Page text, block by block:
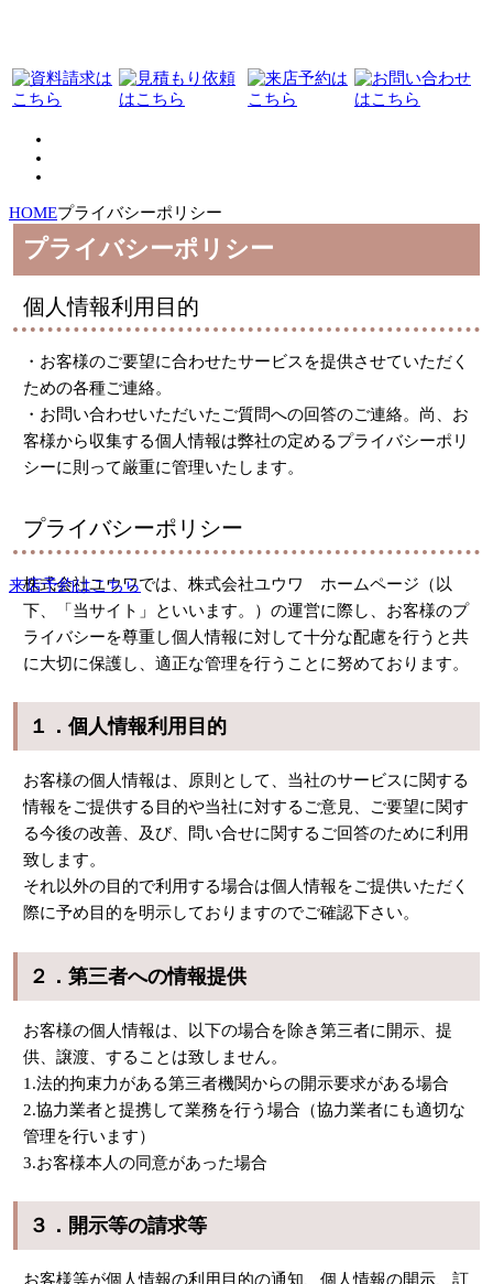
来店予約はこちら
HOMEプライバシーポリシー
プライバシーポリシー
個人情報利用目的
・お客様のご要望に合わせたサービスを提供させていただく
ための各種ご連絡。
・お問い合わせいただいたご質問への回答のご連絡。尚、お
客様から収集する個人情報は弊社の定めるプライバシーポリ
シーに則って厳重に管理いたします。
プライバシーポリシー
株式会社ユウワでは、株式会社ユウワ ホームページ（以
下、「当サイト」といいます。）の運営に際し、お客様のプ
ライバシーを尊重し個人情報に対して十分な配慮を行うと共
に大切に保護し、適正な管理を行うことに努めております。
１．個人情報利用目的
お客様の個人情報は、原則として、当社のサービスに関する
情報をご提供する目的や当社に対するご意見、ご要望に関す
る今後の改善、及び、問い合せに関するご回答のために利用
致します。
それ以外の目的で利用する場合は個人情報をご提供いただく
際に予め目的を明示しておりますのでご確認下さい。
２．第三者への情報提供
お客様の個人情報は、以下の場合を除き第三者に開示、提
供、譲渡、することは致しません。
1.法的拘束力がある第三者機関からの開示要求がある場合
2.協力業者と提携して業務を行う場合（協力業者にも適切な
管理を行います）
3.お客様本人の同意があった場合
３．開示等の請求等
お客様等が個人情報の利用目的の通知、個人情報の開示、訂